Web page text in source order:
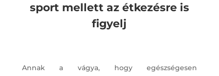
sport mellett az étkezésre is
figyelj
Annak a vágya, hogy egészségesen